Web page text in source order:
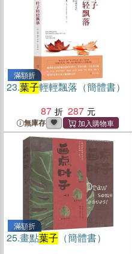
滿額折
23.葉子輕輕飄落（簡體書）
87
287
無庫存
滿額折
25.畫點葉子 （簡體書）